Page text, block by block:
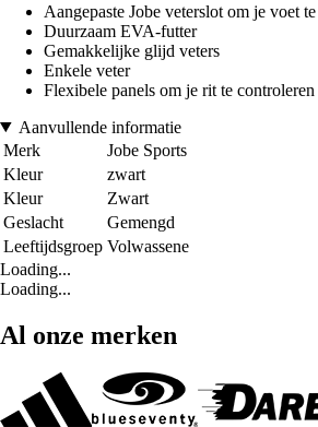
Aangepaste Jobe veterslot om je voet
Duurzaam EVA-futter
Gemakkelijke glijd veters
Enkele veter
Flexibele panels om je rit te controleren
Aanvullende informatie
Merk
Jobe Sports
Kleur
zwart
Kleur
Zwart
Geslacht
Gemengd
Leeftijdsgroep Volwassene
Loading...
Loading...
Al onze merken